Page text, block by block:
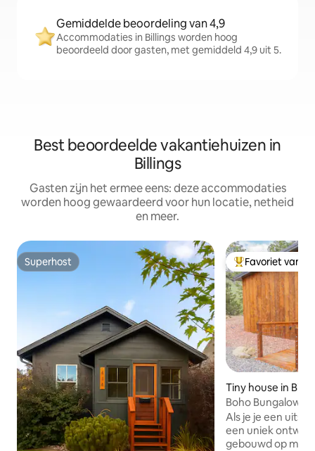
Gemiddelde beoordeling van 4,9
Accommodaties in Billings worden hoog
beoordeeld door gasten, met gemiddeld 4,9 uit 5.
Best beoordeelde vakantiehuizen in
Billings
Gasten zijn het ermee eens: deze accommodaties
worden hoog gewaardeerd voor hun locatie, netheid
en meer.
Superhost
Superhost Topfavoriet van
Favoriet van
Tiny house in
Boho Bungalow
Als je je een
een uniek
gebouwd op